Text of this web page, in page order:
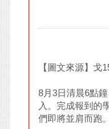
【圖文來源】戈
8月3日清晨6點
入。完成報到的
們即將並肩而跑。